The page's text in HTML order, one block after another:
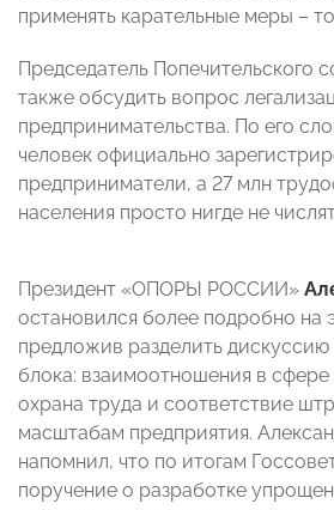
применять карательные меры –
Председатель Попечительского
также обсудить вопрос
предпринимательства. По его
человек официально
предприниматели, а 27 млн
населения просто нигде не
Президент «ОПОРЫ РОССИИ»
остановился более подробно на
предложив разделить дискуссию
блока: взаимоотношения в сфере
охрана труда и соответствие
масштабам предприятия.
напомнил, что по итогам
поручение о разработке